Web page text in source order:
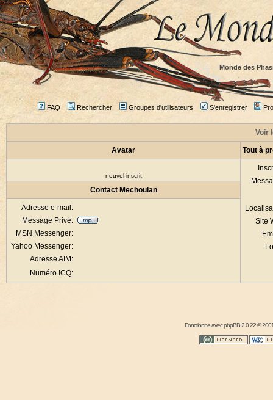
Monde des
FAQ Rechercher Groupes d'utilisateurs S'enregistrer
Voir
Avatar Tout à
nouvel inscrit
Site
Contact Mechoulan
Adresse e-mail:
Message Privé:
MSN Messenger:
Yahoo Messenger:
Adresse AIM:
Numéro ICQ:
Fonctionne avecphpBB2.0.22 ©